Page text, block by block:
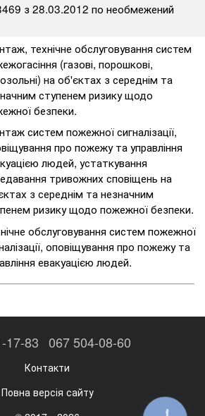
з 28.03.2012 по необмежений
технічне обслуговування систем
(газові, порошкові,
на об'єктах з середнім та
ступенем ризику щодо
безпеки.
систем пожежної сигналізації,
про пожежу та управління
людей, устаткування
тривожних сповіщень на
з середнім та незначним
ризику щодо пожежної безпеки.
обслуговування систем пожежної
оповіщування про пожежу та
евакуацією людей.
17-83 067 504-08-60
Контакти
Повна версія сайту